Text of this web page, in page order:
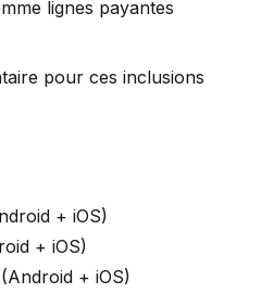
lignes payantes
pour ces inclusions
+ iOS)
+ iOS)
+ iOS)